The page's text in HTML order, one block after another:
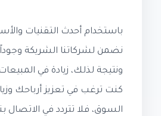
باستخدام أحدث التقنيات
نضمن لشركاتنا الشريكة
ونتيجة لذلك، زيادة في المبيعات
كنت ترغب في تعزيز أرباحك
السوق، فلا تتردد في الاتصال